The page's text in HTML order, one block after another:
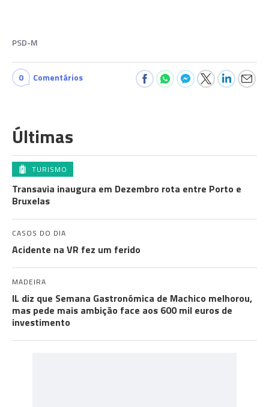
PSD-M
0 Comentários
Últimas
TURISMO
Transavia inaugura em Dezembro rota entre Porto e
Bruxelas
CASOS DO DIA
Acidente na VR fez um ferido
MADEIRA
IL diz que Semana Gastronómica de Machico melhorou,
mas pede mais ambição face aos 600 mil euros de
investimento